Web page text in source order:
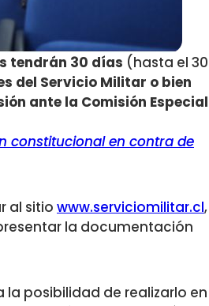
tendrán 30 días (hasta el 30
del Servicio Militar o bien
ante la Comisión Especial
constitucional en contra de
al sitio www.serviciomilitar.cl,
la documentación
la posibilidad de realizarlo en